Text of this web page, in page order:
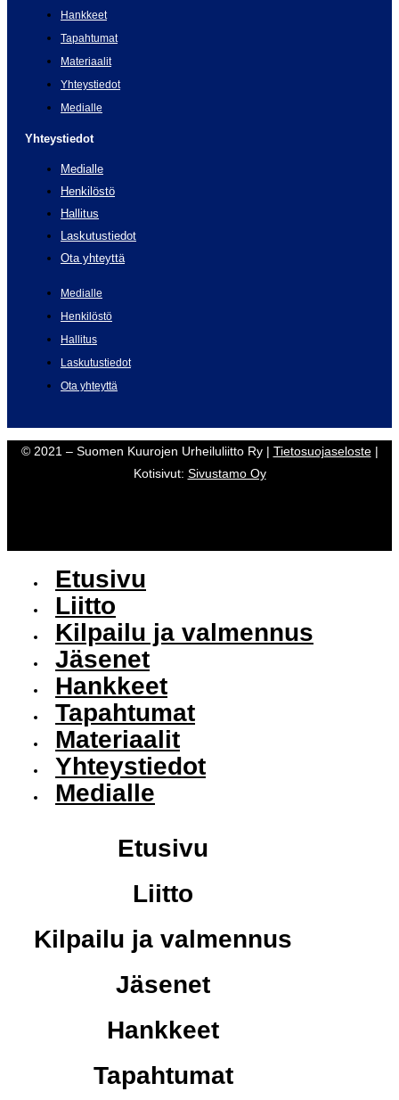
Hankkeet
Tapahtumat
Materiaalit
Yhteystiedot
Medialle
Yhteystiedot
Medialle
Henkilöstö
Hallitus
Laskutustiedot
Ota yhteyttä
Medialle
Henkilöstö
Hallitus
Laskutustiedot
Ota yhteyttä
© 2021 – Suomen Kuurojen Urheiluliitto Ry | Tietosuojaseloste|
Kotisivut: Sivustamo Oy
Etusivu
Liitto
Kilpailu ja valmennus
Jäsenet
Hankkeet
Tapahtumat
Materiaalit
Yhteystiedot
Medialle
Etusivu
Liitto
Kilpailu ja valmennus
Jäsenet
Hankkeet
Tapahtumat